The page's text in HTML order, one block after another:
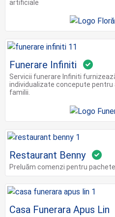
artificiale
Funerare Infiniti
Servicii funerare Infiniti
individualizate concepute
familii.
Restaurant Benny
Preluăm comenzi pentru
Casa Funerara Apus Lin